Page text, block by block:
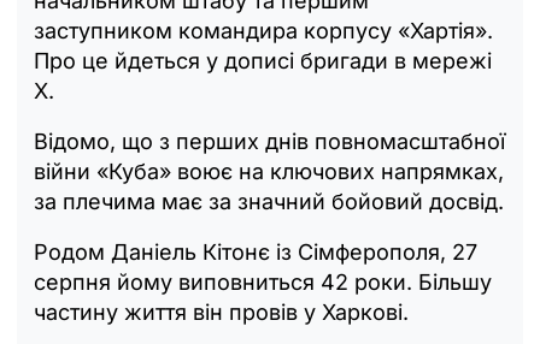
заступником командира корпусу «Хартія».
Про це йдеться у дописі бригади в мережі
Х.
Відомо, що з перших днів повномасштабної
війни «Куба» воює на ключових напрямках,
за плечима має за значний бойовий досвід.
Родом Даніель Кітонє із Сімферополя, 27
серпня йому виповниться 42 роки. Більшу
частину життя він провів у Харкові.